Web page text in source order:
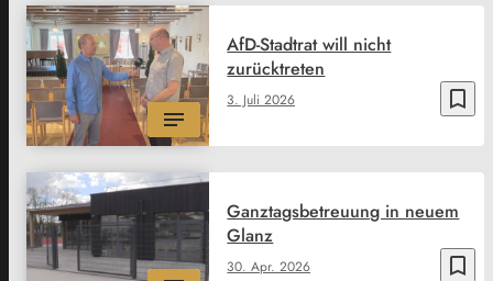
bookmark_border
3. Juli 2026
AfD-Stadtrat will nicht
zurücktreten
bookmark_border
30. Apr. 2026
Ganztagsbetreuung in neuem
Glanz